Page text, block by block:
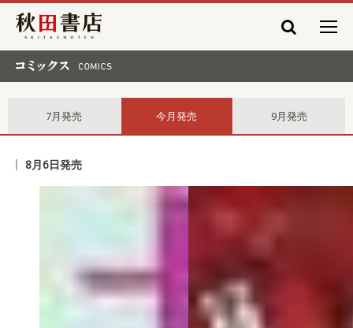
秋田書店
7月発売 今月発売 9月発売
8月6日発売